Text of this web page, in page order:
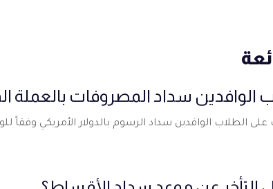
سداد المصروفات بالعملة
الوافدين سداد الرسوم بالدولار الأمريكي وفقاً